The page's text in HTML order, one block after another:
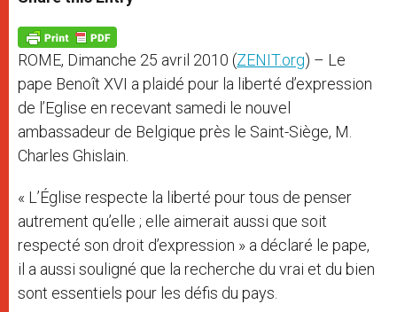
s
p
p
e
g
e
r
b
o
k
ROME, Dimanche 25 avril 2010 (ZENIT.org) – Le
pape Benoît XVI a plaidé pour la liberté d’expression
de l’Eglise en recevant samedi le nouvel
ambassadeur de Belgique près le Saint-Siège, M.
Charles Ghislain.
« L’Église respecte la liberté pour tous de penser
autrement qu’elle ; elle aimerait aussi que soit
respecté son droit d’expression » a déclaré le pape,
il a aussi souligné que la recherche du vrai et du bien
sont essentiels pour les défis du pays.